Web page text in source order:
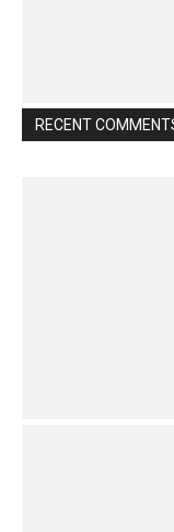
RECENT